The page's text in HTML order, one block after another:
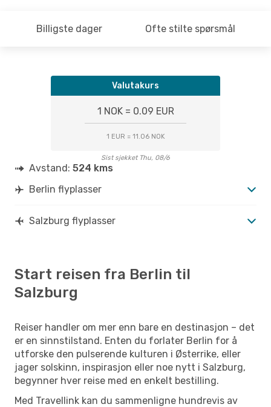
Billigste dager Ofte stilte spørsmål
Valutakurs
1 NOK = 0.09 EUR
1 EUR = 11.06 NOK
Sist sjekket Thu, 08/6
Avstand: 524 kms
Berlin flyplasser
Salzburg flyplasser
Start reisen fra Berlin til
Salzburg
Reiser handler om mer enn bare en destinasjon – det
er en sinnstilstand. Enten du forlater Berlin for å
utforske den pulserende kulturen i Østerrike, eller
jager solskinn, inspirasjon eller noe nytt i Salzburg,
begynner hver reise med en enkelt bestilling.
Med Travellink kan du sammenligne hundrevis av